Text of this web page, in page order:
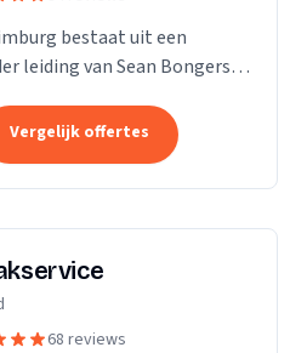
bestaat uit een
leiding van Sean Bongers,
Vergelijk offertes
68 reviews